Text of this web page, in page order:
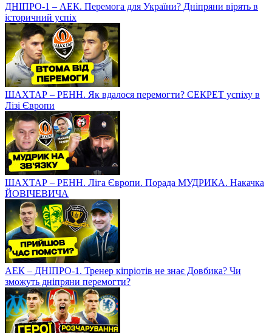
ДНІПРО-1 – АЕК. Перемога для України? Дніпряни вірять в
історичний успіх
ШАХТАР – РЕНН. Як вдалося перемогти? СЕКРЕТ успіху в
Лізі Європи
ШАХТАР – РЕНН. Ліга Європи. Порада МУДРИКА. Накачка
ЙОВІЧЕВИЧА
АЕК – ДНІПРО-1. Тренер кіпріотів не знає Довбика? Чи
зможуть дніпряни перемогти?